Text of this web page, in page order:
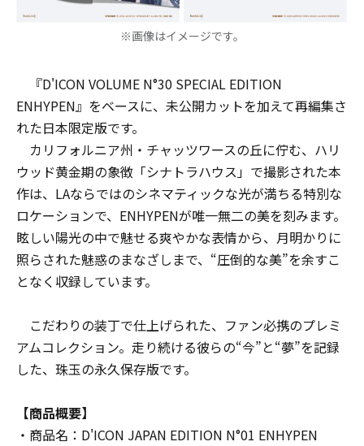
※画像はイメージです。
『D'ICON VOLUME N°30 SPECIAL EDITION
ENHYPEN』をベースに、未公開カットを加えて再編集さ
れた日本限定版です。
カリフォルニア州・チャッツワースの丘に佇む、ハリ
ウッド黄金期の象徴「シナトラハウス」で撮影された本
作は、LAならではのシネマティックな光が満ちる特別な
ロケーションで、ENHYPENが唯一無二の美を刻みます。
眩しい陽光の中で魅せる爽やかな表情から、月明かりに
照らされた魅惑のまなざしまで、“圧倒的な美”を余すこ
となく収録しています。
こだわりの装丁で仕上げられた、ファン必携のプレミ
アムコレクション。走り続ける彼らの“今”と“夢”を記録
した、珠玉の永久保存版です。
【商品概要】
・商品名：D'ICON JAPAN EDITION N°01 ENHYPEN